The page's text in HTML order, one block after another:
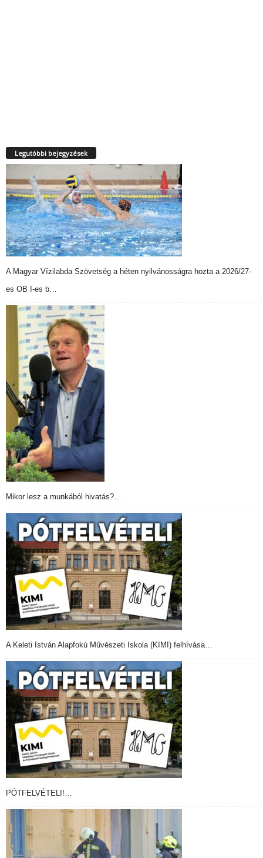
Legutóbbi bejegyzések
A Magyar Vízilabda Szövetség a héten nyilvánosságra hozta a 2026/27-
es OB I-es b…
Mikor lesz a munkából hivatás?…
A Keleti István Alapfokú Művészeti Iskola (KIMI) felhívása…
PÓTFELVÉTELI!…